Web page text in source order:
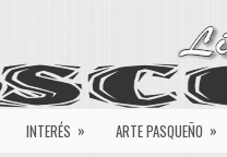
INTERÉS » ARTE PASQUEÑO »